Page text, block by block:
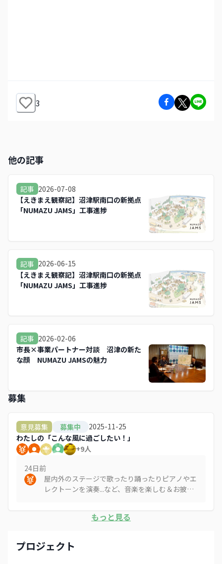
3
他の記事
記事 2026-07-08
【えきまえ観察記】沼津駅南口の新拠点
「NUMAZU JAMS」工事進捗
記事 2026-06-15
【えきまえ観察記】沼津駅南口の新拠点
「NUMAZU JAMS」工事進捗
記事 2026-02-06
市長×事業パートナー対談 沼津の新た
な顔 NUMAZU JAMSの魅力
募集
意見募集 募集中
2025-11-25
わたしの「こんな風に過ごしたい！」
+9人
24日前
屋内外のステージで歌ったり踊ったりピアノやエ
レクトーンを演奏...など、音楽を楽しむ＆お披露
もっと見る
プロジェクト